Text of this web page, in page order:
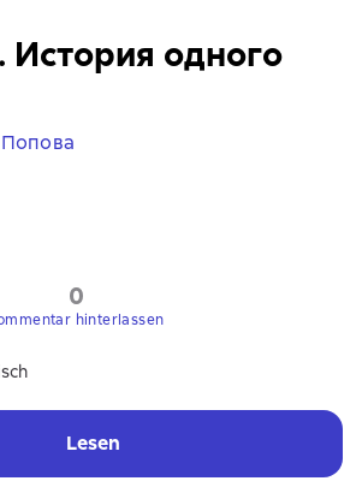
История одного
0
hinterlassen
Lesen